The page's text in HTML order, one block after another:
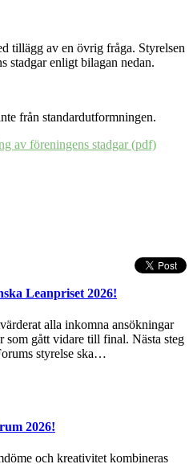
tillägg av en övrig fråga. Styrelsen
stadgar enligt bilagan nedan.
från standardutformningen.
av föreningens stadgar (pdf)
Leanpriset 2026!
alla inkomna ansökningar
som gått vidare till final. Nästa steg
styrelse ska…
2026!
och kreativitet kombineras